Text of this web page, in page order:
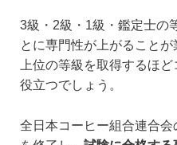
3級・2級・1級・鑑定士の
とに専門性が上がることが
上位の等級を取得するほ
役立つでしょう。
全日本コーヒー組合連合